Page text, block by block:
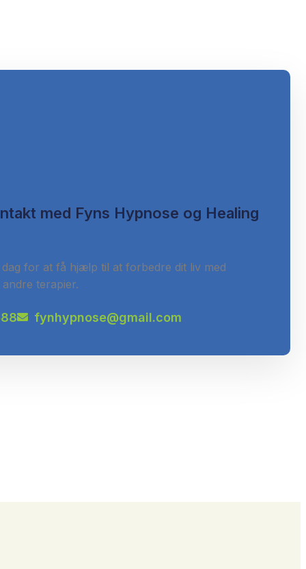
med Fyns Hypnose og Healing
for at få hjælp til at forbedre dit liv med
terapier.
fynhypnose@gmail.com